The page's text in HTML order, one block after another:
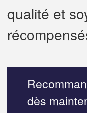
qualité et
dès